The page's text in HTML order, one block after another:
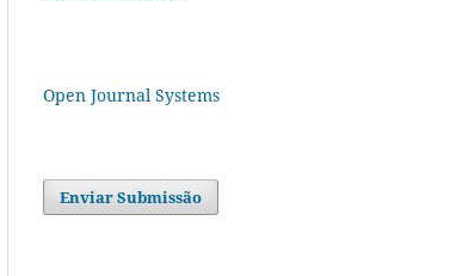
Open Journal Systems
Enviar Submissão